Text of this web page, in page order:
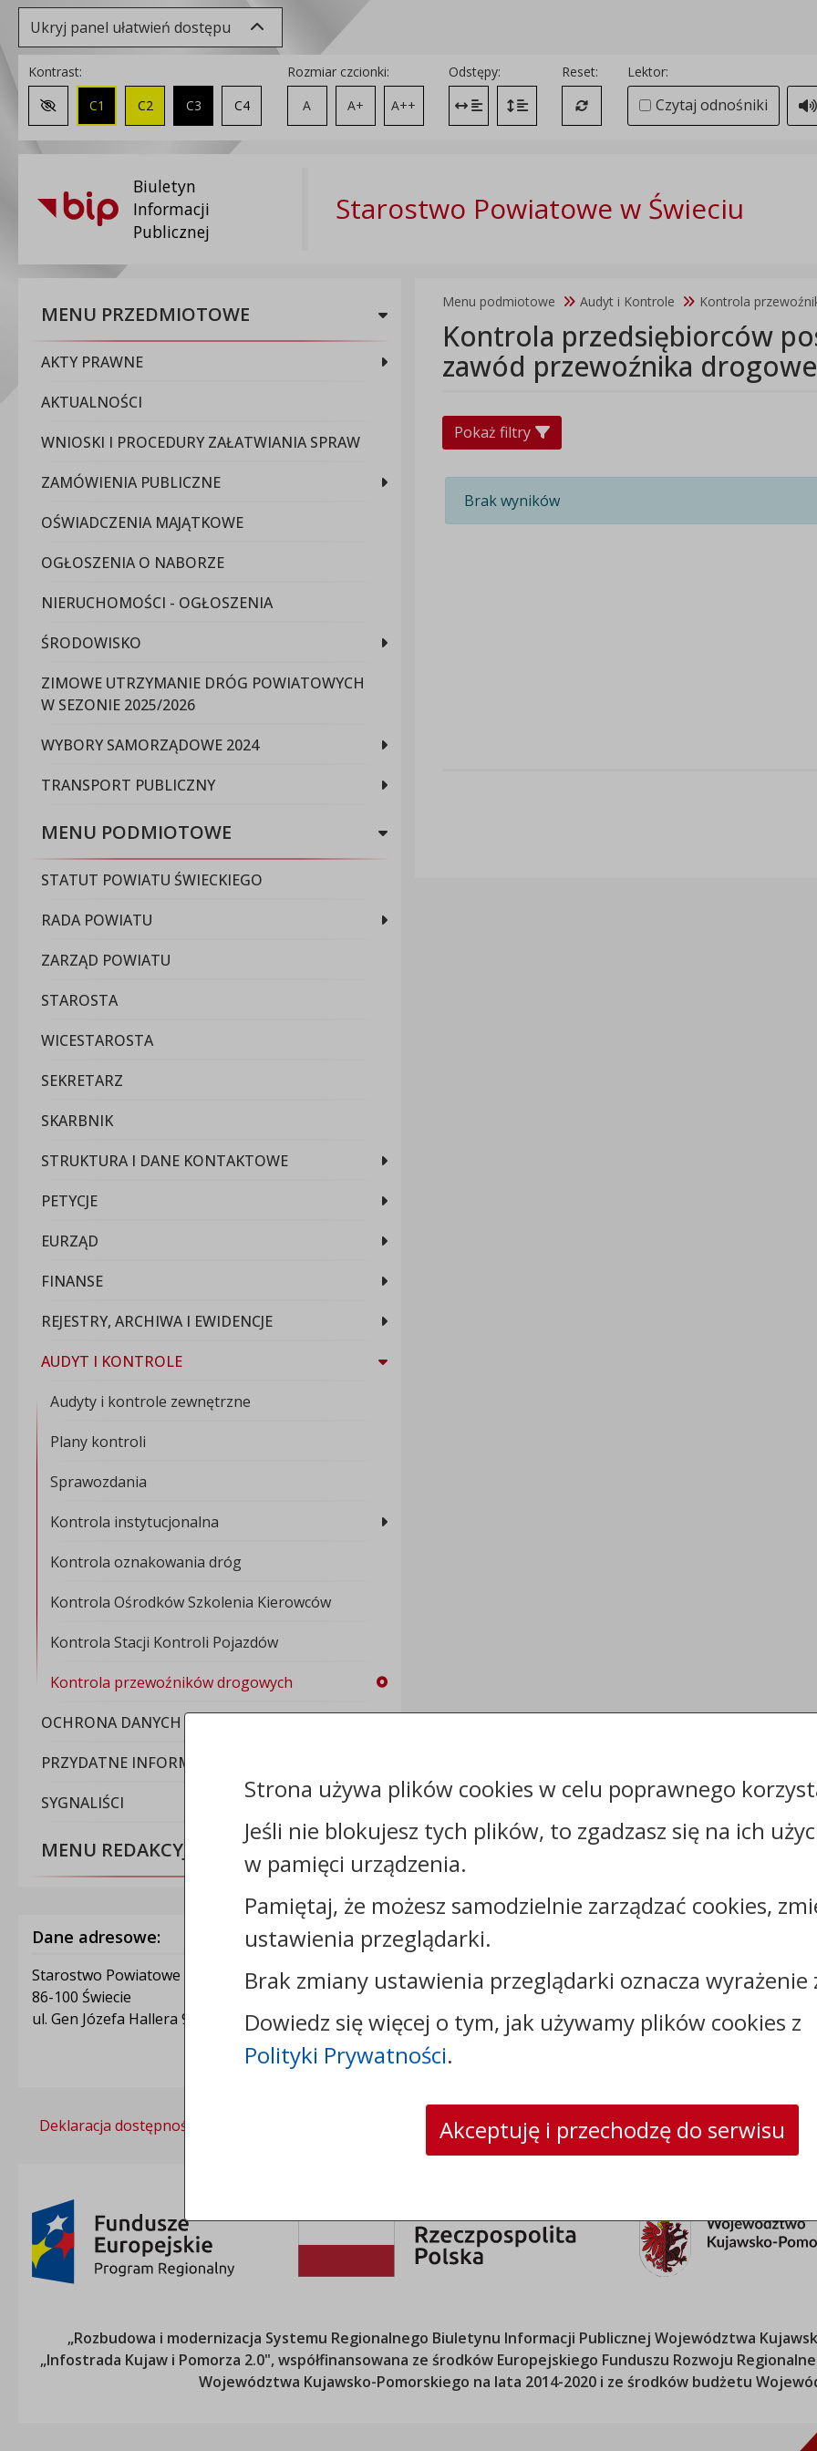
Ukryj panel ułatwień dostępu
Kontrast:
Zmień kontrast na domyślny
C1 C2 C3 C4
Rozmiar czcionki:
A
A+ A++
Odstępy:
Zmień odstęp między literami
Zmień interlinię i margines między paragrafami
Reset:
Przywróć ustawienia domyślne
Lektor:
Czytaj odnośniki
Biuletyn
Informacji
Publicznej
Starostwo Powiatowe w Świeciu
MENU PRZEDMIOTOWE
AKTY PRAWNE
AKTUALNOŚCI
WNIOSKI I PROCEDURY ZAŁATWIANIA SPRAW
ZAMÓWIENIA PUBLICZNE
OŚWIADCZENIA MAJĄTKOWE
OGŁOSZENIA O NABORZE
NIERUCHOMOŚCI - OGŁOSZENIA
ŚRODOWISKO
ZIMOWE UTRZYMANIE DRÓG POWIATOWYCH
W SEZONIE 2025/2026
WYBORY SAMORZĄDOWE 2024
TRANSPORT PUBLICZNY
MENU PODMIOTOWE
STATUT POWIATU ŚWIECKIEGO
RADA POWIATU
ZARZĄD POWIATU
STAROSTA
WICESTAROSTA
SEKRETARZ
SKARBNIK
STRUKTURA I DANE KONTAKTOWE
PETYCJE
EURZĄD
FINANSE
REJESTRY, ARCHIWA I EWIDENCJE
AUDYT I KONTROLE
Audyty i kontrole zewnętrzne
Plany kontroli
Sprawozdania
Kontrola instytucjonalna
Kontrola oznakowania dróg
Kontrola Ośrodków Szkolenia Kierowców
Kontrola Stacji Kontroli Pojazdów
Kontrola przewoźników drogowych
OCHRONA DANYCH OSOBOWYCH
PRZYDATNE INFORMACJE
SYGNALIŚCI
MENU REDAKCYJNE
Menu podmiotowe Audyt i Kontrole Kontrola
Kontrola przedsiębiorców
zawód przewoźnika
Pokaż filtry
Brak wyników
Dane adresowe:
Starostwo Powiatowe w Świeciu
86-100 Świecie
ul. Gen Józefa Hallera 9
Kontakt:
tel.:+48525683100
faks: +48525683102
e-mail:sekretariat@csw.pl
skrytka ePUAP: /CSW/SkrytkaESP
strona www:
Deklaracja dostępności
„Rozbudowa i modernizacja Systemu Regionalnego Biuletynu Informacji PublicznejWojewództwa
„Infostrada Kujaw i Pomorza 2.0", współfinansowana ze środków Europejskiego Funduszu Rozwoju
Województwa Kujawsko-Pomorskiego na lata 2014-2020 i ze środków budżetu
Strona używa plików cookies w celu poprawnego
Jeśli nie blokujesz tych plików, to zgadzasz się na ich
w pamięci urządzenia.
Pamiętaj, że możesz samodzielnie zarządzać cookies,
ustawienia przeglądarki.
Brak zmiany ustawienia przeglądarki oznacza wyrażenie
Dowiedz się więcej o tym, jak używamy plików cookies z
Polityki Prywatności.
Akceptuję i przechodzę do serwisu